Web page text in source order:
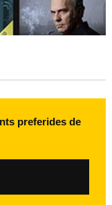
preferides de